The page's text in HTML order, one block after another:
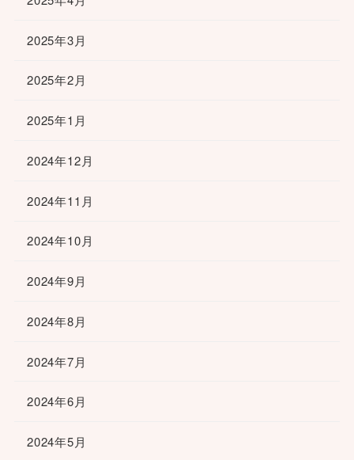
2025年3月
2025年2月
2025年1月
2024年12月
2024年11月
2024年10月
2024年9月
2024年8月
2024年7月
2024年6月
2024年5月